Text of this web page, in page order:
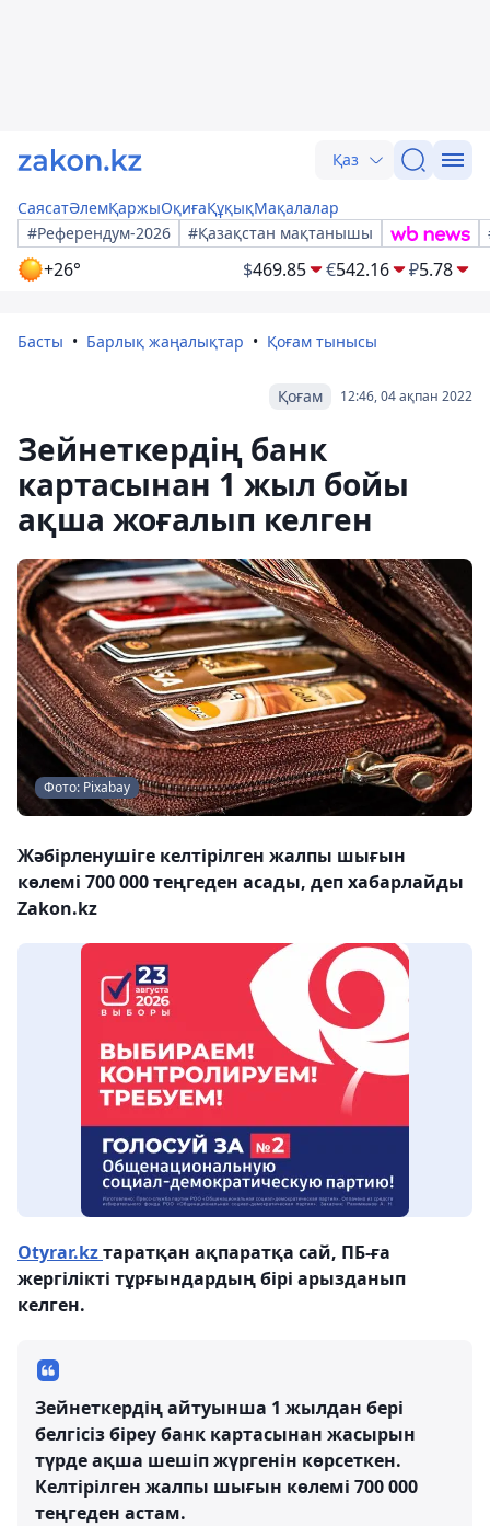
Қаз
СаясатӘлемҚаржыОқиғаҚұқықМақалалар
#Референдум-2026
#Қазақстан мақтанышы
+26° $469.85 €542.16 ₽5.78
Басты Барлық жаңалықтар Қоғам тынысы
12:46, 04 ақпан 2022
Қоғам
Зейнеткердің банк
картасынан 1 жыл бойы
ақша жоғалып келген
Фото: Pixabay
Жәбірленушіге келтірілген жалпы шығын
көлемі 700 000 теңгеден асады, деп хабарлайды
Zakon.kz
Оtyrar.kzтаратқан ақпаратқа сай, ПБ-ға
жергілікті тұрғындардың бірі арызданып
келген.
Зейнеткердің айтуынша 1 жылдан бері
белгісіз біреу банк картасынан жасырын
түрде ақша шешіп жүргенін көрсеткен.
Келтірілген жалпы шығын көлемі 700 000
теңгеден астам.